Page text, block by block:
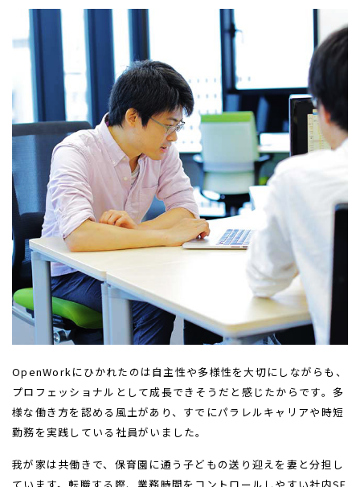
OpenWorkにひかれたのは自主性や多様性を大切にしながらも、
プロフェッショナルとして成長できそうだと感じたからです。多
様な働き方を認める風土があり、すでにパラレルキャリアや時短
勤務を実践している社員がいました。
我が家は共働きで、保育園に通う子どもの送り迎えを妻と分担し